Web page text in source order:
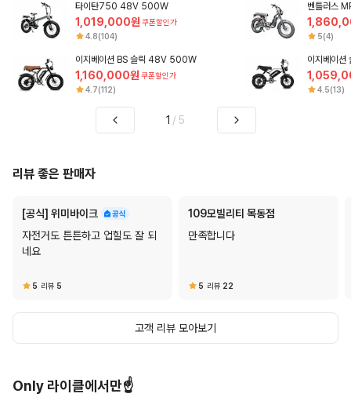
타이탄750 48V 500W
1,019,000원 쿠폰할인가
4.8(104)
이지베이션 BS 슬릭 48V 500W
1,160,000원 쿠폰할인가
4.7(112)
벤틀러스
5(4)
이지베이
4.5(13)
1 / 5
리뷰 좋은 판매자
[공식] 위미바이크
자전거도 튼튼하고 업힐도 잘 되
네요
5 리뷰 5
109모빌리티 목동점
만족합니다
5 리뷰 22
고객 리뷰 모아보기
Only 라이클에서만☝️